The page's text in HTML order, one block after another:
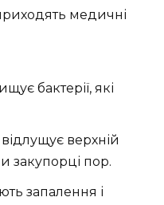
медичні
бактерії, які
відлущує верхній
закупорці пор.
запалення і